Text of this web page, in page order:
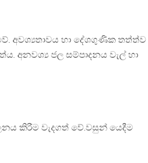
අවශ්‍යතාවය හා දේශගුණික තත්ත්ව
අනවශ්‍ය ජල සම්පාදනය වැල් හා
කිරීම වැදගත් වේ.වසුන් යෙදීම